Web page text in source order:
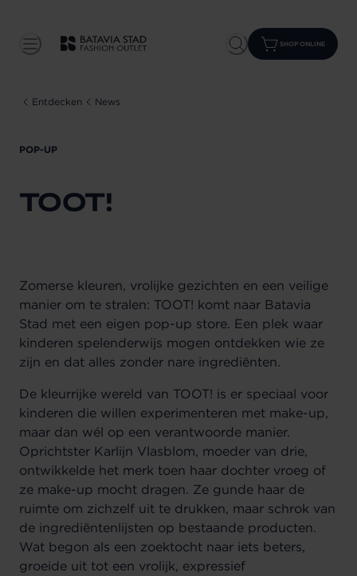
SHOP ONLINE
Entdecken News
POP-UP
TOOT!
Zomerse kleuren, vrolijke gezichten en een veilige
manier om te stralen: TOOT! komt naar Batavia
Stad met een eigen pop-up store. Een plek waar
kinderen spelenderwijs mogen ontdekken wie ze
zijn en dat alles zonder nare ingrediënten.
De kleurrijke wereld van TOOT! is er speciaal voor
kinderen die willen experimenteren met make-up,
maar dan wél op een verantwoorde manier.
Oprichtster Karlijn Vlasblom, moeder van drie,
ontwikkelde het merk toen haar dochter vroeg of
ze make-up mocht dragen. Ze gunde haar de
ruimte om zichzelf uit te drukken, maar schrok van
de ingrediëntenlijsten op bestaande producten.
Wat begon als een zoektocht naar iets beters,
groeide uit tot een vrolijk, expressief